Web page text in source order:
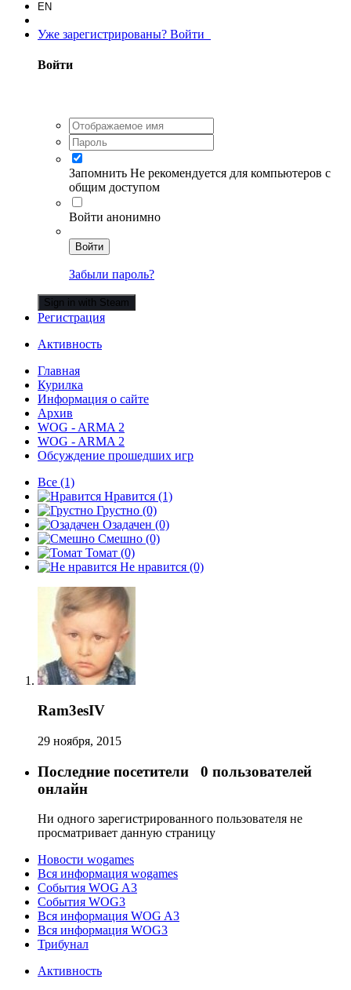
EN
Уже зарегистрированы? Войти
Войти
Запомнить Не рекомендуется для компьютеров с
общим доступом
Войти анонимно
Войти
Забыли пароль?
Sign in with Steam
Регистрация
Активность
Главная
Курилка
Информация о сайте
Архив
WOG - ARMA 2
WOG - ARMA 2
Обсуждение прошедших игр
Все (1)
Нравится (1)
Грустно (0)
Озадачен (0)
Смешно (0)
Томат (0)
Не нравится (0)
Ram3esIV
29 ноября, 2015
Последние посетители 0 пользователей
онлайн
Ни одного зарегистрированного пользователя не
просматривает данную страницу
Новости wogames
Вся информация wogames
События WOG A3
События WOG3
Вся информация WOG A3
Вся информация WOG3
Трибунал
Активность